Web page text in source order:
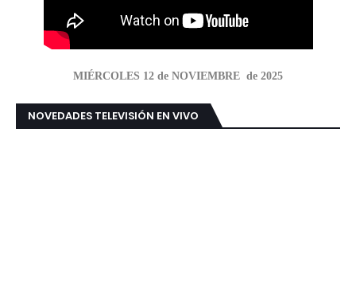
MIÉRCOLES 12 de NOVIEMBRE de 2025
NOVEDADES TELEVISIÓN EN VIVO